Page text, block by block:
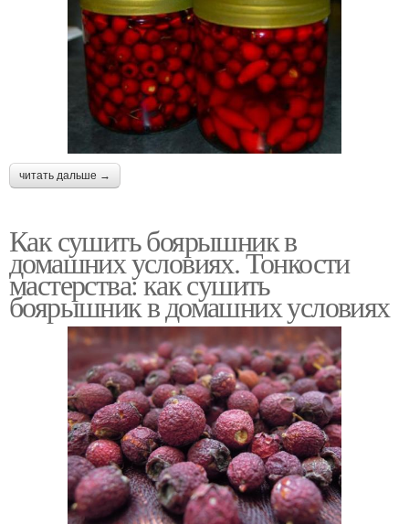
читать дальше →
Как сушить боярышник в
домашних условиях. Тонкости
мастерства: как сушить
боярышник в домашних условиях